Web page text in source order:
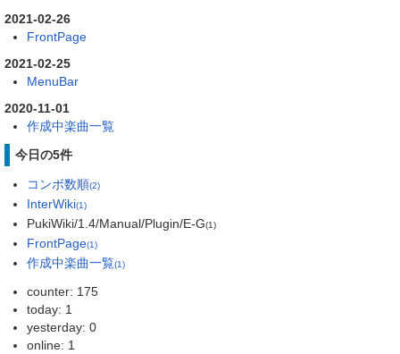
2021-02-26
FrontPage
2021-02-25
MenuBar
2020-11-01
作成中楽曲一覧
今日の5件
コンボ数順(2)
InterWiki(1)
PukiWiki/1.4/Manual/Plugin/E-G(1)
FrontPage(1)
作成中楽曲一覧(1)
counter: 175
today: 1
yesterday: 0
online: 1